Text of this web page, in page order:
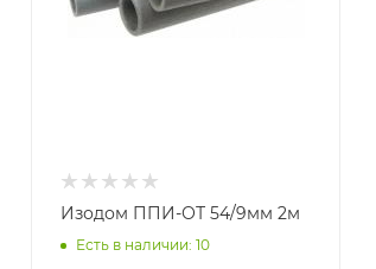
Изодом ППИ-ОТ 54/9мм 2м
Есть в наличии: 10